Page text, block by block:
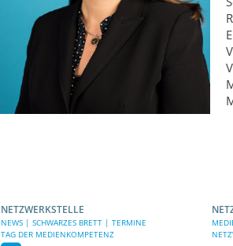
NETZWERKSTELLE
NEWS | SCHWARZES BRETT | TERMINE
TAG DER MEDIENKOMPETENZ